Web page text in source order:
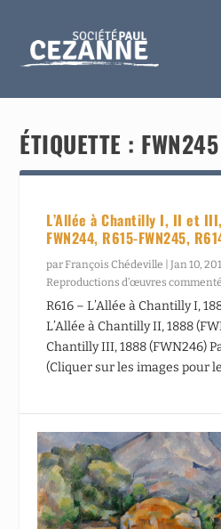
ÉTIQUETTE : FWN245
L’Allée à Chantilly I, II et
FWN244, R615-FWN245,
parFrançois Chédeville |Jan 10,
Reproductions d’œuvres
R616 – L’Allée à Chantilly I,
L’Allée à Chantilly II, 1888
Chantilly III, 1888 (FWN246)
(Cliquer sur les images pour